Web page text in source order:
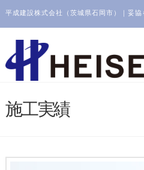
平成建設株式会社（茨城県石岡市）｜妥
施工実績